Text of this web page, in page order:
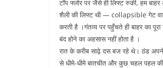
o
o
k
p
p
टॉप फ्लोर पर जैसे ही लिफ्ट रुकी, हम
शैली की लिफ्ट थी — collapsible गेट
करती है ।गंतव्य पर पहुँचते ही बाहर का
बंद होने का अहसास नहीं होता है ।
रात के करीब साढ़े दस बज रहे थे। ठंड
से धीमे-धीमे बातचीत और कुछ चहल पहल